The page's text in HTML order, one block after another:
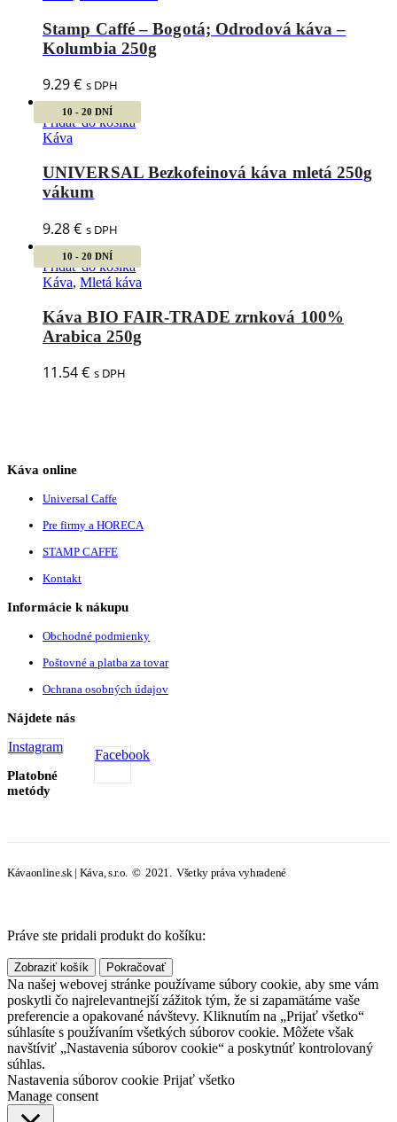
Stamp Caffé – Bogotá; Odrodová káva –
Kolumbia 250g
9.29€ s DPH
10 - 20 DNÍ
Pridať do košíka
Káva
UNIVERSAL Bezkofeinová káva mletá 250g
vákum
9.28€ s DPH
10 - 20 DNÍ
Pridať do košíka
Káva, Mletá káva
Káva BIO FAIR-TRADE zrnková 100%
Arabica 250g
11.54€ s DPH
Káva online
Universal Caffe
Pre firmy a HORECA
STAMP CAFFE
Kontakt
Informácie k nákupu
Obchodné podmienky
Poštovné a platba za tovar
Ochrana osobných údajov
Nájdete nás
Facebook
Instagram
Platobné
metódy
Kávaonline.sk | Káva, s.r.o. © 2021. Všetky práva vyhradené
Práve ste pridali produkt do košíku:
Zobraziť košík Pokračovať
Na našej webovej stránke používame súbory cookie, aby sme vám
poskytli čo najrelevantnejší zážitok tým, že si zapamätáme vaše
preferencie a opakované návštevy. Kliknutím na „Prijať všetko“
súhlasíte s používaním všetkých súborov cookie. Môžete však
navštíviť „Nastavenia súborov cookie“ a poskytnúť kontrolovaný
súhlas.
Nastavenia súborov cookie Prijať všetko
Manage consent